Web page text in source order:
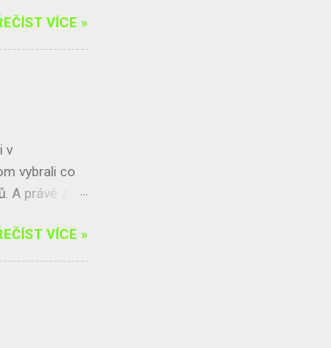
Přijď seVÍCE »
v
vybrali co
A právě zde
uklízečky
VÍCE »